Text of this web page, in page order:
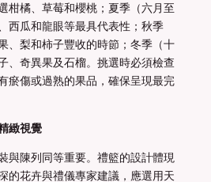
柑橘、草莓和櫻桃；夏季（六月至
西瓜和龍眼等最具代表性；秋季
、梨和柿子豐收的時節；冬季（十
、奇異果及石榴。挑選時必須檢查
瘀傷或過熟的果品，確保呈現最完
緻視覺
與陳列同等重要。禮籃的設計體現
的花卉與禮儀專家建議，應選用天